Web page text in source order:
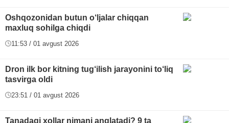
Oshqozonidan butun o‘ljalar chiqqan
maxluq sohilga chiqdi
11:53 / 01 avgust 2026
Dron ilk bor kitning tug‘ilish jarayonini to‘liq
tasvirga oldi
23:51 / 01 avgust 2026
Tanadagi xollar nimani anglatadi? 9 ta